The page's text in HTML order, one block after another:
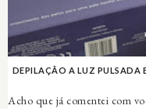
DEPILAÇÃO A LUZ PULSADA
Acho que já comentei com